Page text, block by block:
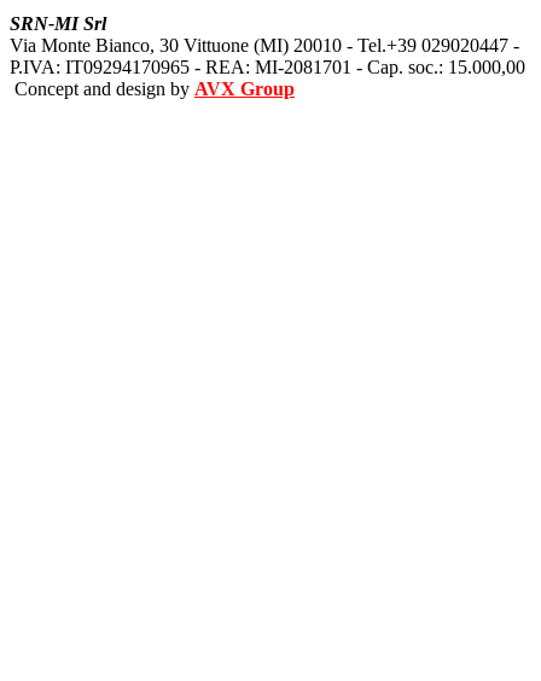
SRN-MI Srl
Via Monte Bianco, 30 Vittuone (MI) 20010 - Tel.+39 029020447 -
P.IVA: IT09294170965 - REA: MI-2081701 - Cap. soc.: 15.000,00
Concept and design by AVX Group